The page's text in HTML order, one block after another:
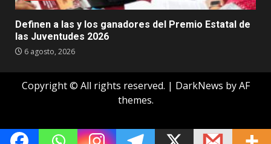
Definen a las y los ganadores del Premio Estatal de
las Juventudes 2026
6 agosto, 2026
Copyright © All rights reserved. | DarkNews by AF
themes.